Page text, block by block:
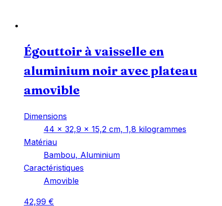
Égouttoir à vaisselle en
aluminium noir avec plateau
amovible
Dimensions
‎44 x 32,9 x 15,2 cm, 1,8 kilogrammes
Matériau
‎Bambou, Aluminium
Caractéristiques
‎Amovible
42,99 €